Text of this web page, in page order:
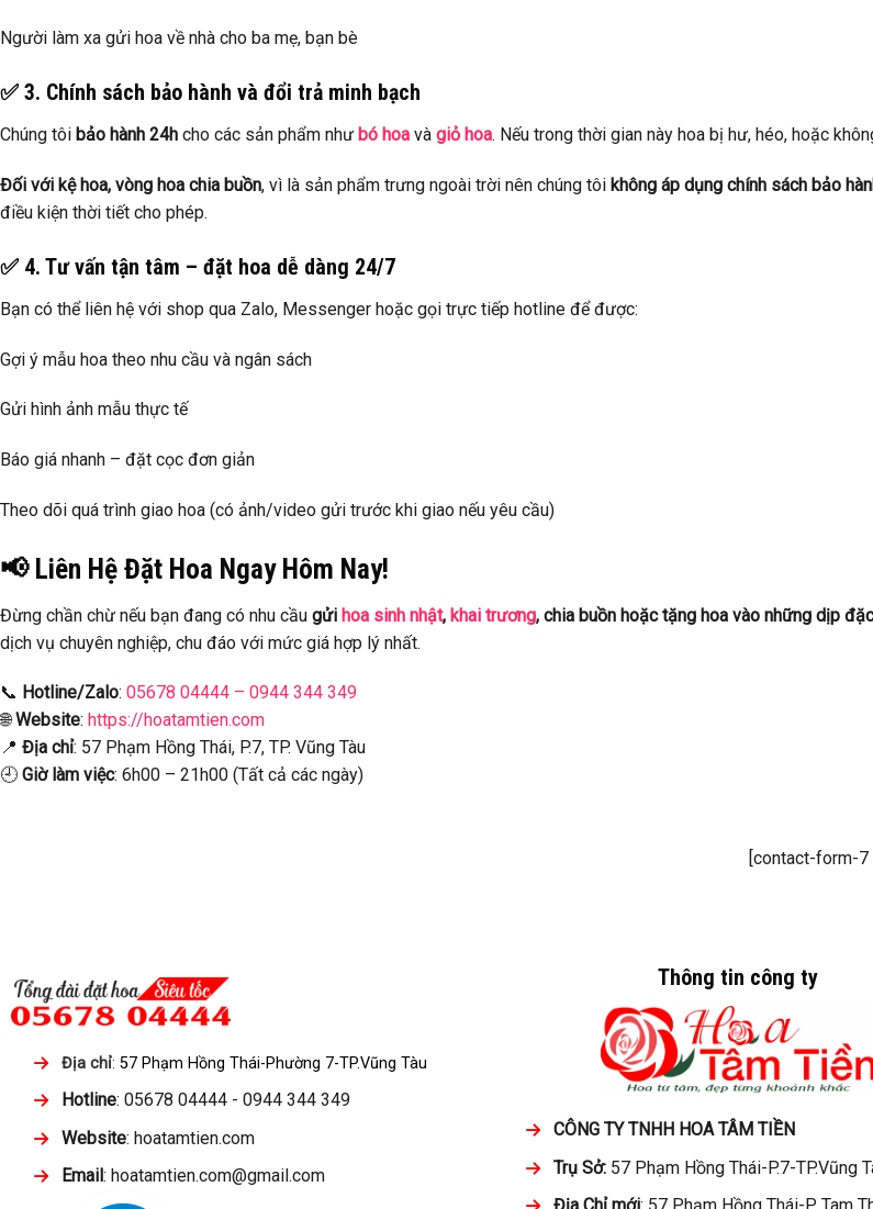
Người làm xa gửi hoa về nhà cho ba mẹ, bạn bè
✅ 3. Chính sách bảo hành và đổi trả minh bạch
Chúng tôi bảo hành 24h cho các sản phẩm như bó hoa và giỏ hoa. Nếu trong thời gian này hoa bị hư, héo, hoặc
Đối với kệ hoa, vòng hoa chia buồn, vì là sản phẩm trưng ngoài trời nên chúng tôi không áp dụng chính sách bảo
điều kiện thời tiết cho phép.
✅ 4. Tư vấn tận tâm – đặt hoa dễ dàng 24/7
Bạn có thể liên hệ với shop qua Zalo, Messenger hoặc gọi trực tiếp hotline để được:
Gợi ý mẫu hoa theo nhu cầu và ngân sách
Gửi hình ảnh mẫu thực tế
Báo giá nhanh – đặt cọc đơn giản
Theo dõi quá trình giao hoa (có ảnh/video gửi trước khi giao nếu yêu cầu)
📢 Liên Hệ Đặt Hoa Ngay Hôm Nay!
Đừng chần chừ nếu bạn đang có nhu cầu gửi hoa sinh nhật, khai trương, chia buồn hoặc tặng hoa vào những dịp
dịch vụ chuyên nghiệp, chu đáo với mức giá hợp lý nhất.
📞 Hotline/Zalo: 05678 04444 – 0944 344 349
🌐Website: https://hoatamtien.com
📍 Địa chỉ: 57 Phạm Hồng Thái, P.7, TP. Vũng Tàu
🕘 Giờ làm việc: 6h00 – 21h00 (Tất cả các ngày)
[contact-form-7
Địa chỉ: 57 Phạm Hồng Thái-Phường 7-TP.Vũng Tàu
Hotline: 05678 04444 - 0944 344 349
Website: hoatamtien.com
Email : hoatamtien.com@gmail.com
Thông tin công ty
CÔNG TY TNHH HOA TÂM TIỀN
Trụ Sở: 57 Phạm Hồng Thái-P.7-TP.Vũng